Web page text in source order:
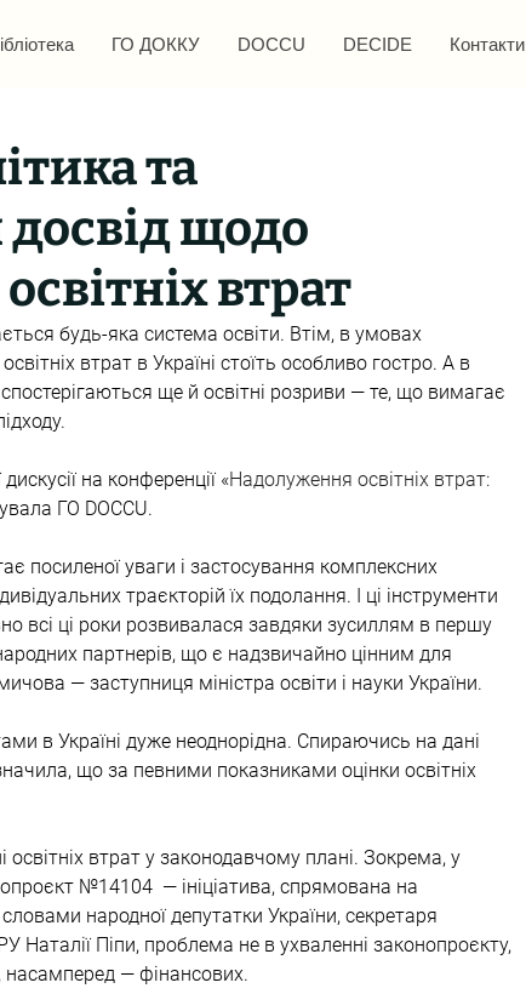
ГО ДОККУ DOCCU DECIDE Контакти
та
щодо
втрат
будь-яка система освіти. Втім, в умовах
втрат в Україні стоїть особливо гостро. А в
спостерігаються ще й освітні розриви — те, що вимагає
на конференції «Надолуження освітніх втрат:
ГО DOCCU.
посиленої уваги і застосування комплексних
траєкторій їх подолання. І ці інструменти
всі ці роки розвивалася завдяки зусиллям в першу
партнерів, що є надзвичайно цінним для
— заступниця міністра освіти і науки України.
в Україні дуже неоднорідна. Спираючись на дані
що за певними показниками оцінки освітніх
втрат у законодавчому плані. Зокрема, у
№14104  — ініціатива, спрямована на
народної депутатки України, секретаря
Наталії Піпи, проблема не в ухваленні законопроєкту,
насамперед — фінансових.